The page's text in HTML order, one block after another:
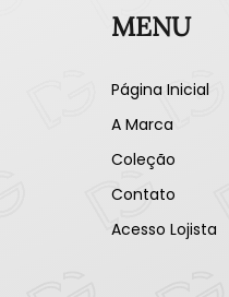
MENU
Página Inicial
A Marca
Coleção
Contato
Acesso Lojista